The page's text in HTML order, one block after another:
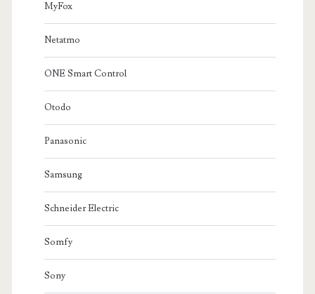
MyFox
Netatmo
ONE Smart Control
Otodo
Panasonic
Samsung
Schneider Electric
Somfy
Sony